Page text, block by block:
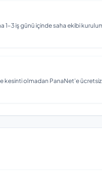
iş günü içinde saha ekibi
kesinti olmadan PanaNet'e